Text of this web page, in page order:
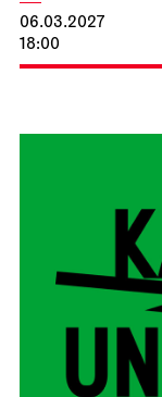
Staatsorchester
5.
21.03.2027